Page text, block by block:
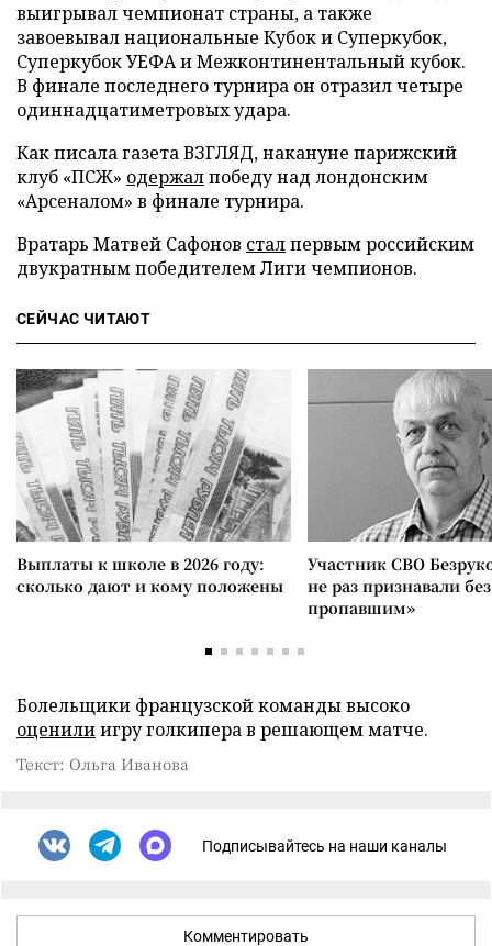
выигрывал чемпионат страны, а также
завоевывал национальные Кубок и Суперкубок,
Суперкубок УЕФА и Межконтинентальный кубок.
В финале последнего турнира он отразил четыре
одиннадцатиметровых удара.
Как писала газета ВЗГЛЯД, накануне парижский
клуб «ПСЖ» одержалпобеду над лондонским
«Арсеналом» в финале турнира.
Вратарь Матвей Сафонов сталпервым российским
двукратным победителем Лиги чемпионов.
СЕЙЧАС ЧИТАЮТ
Выплаты к школе в 2026 году:
сколько дают и кому положены
Участник СВО
не раз признавали
пропавшим»
Болельщики французской команды высоко
оценилиигру голкипера в решающем матче.
Текст: Ольга Иванова
Подписывайтесь на наши каналы
Комментировать